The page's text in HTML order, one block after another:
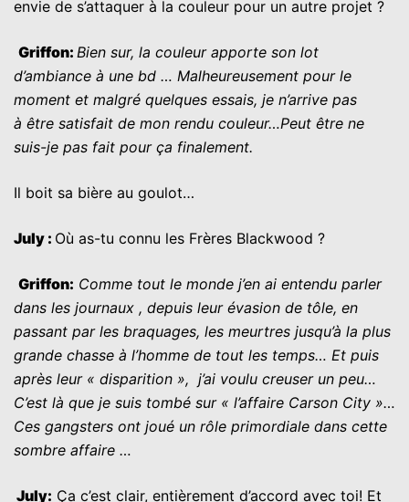
envie de s’attaquer à la couleur pour un autre projet ?
Griffon: Bien sur, la couleur apporte son lot
d’ambiance à une bd … Malheureusement pour le
moment et malgré quelques essais, je n’arrive pas
à être satisfait de mon rendu couleur…Peut être ne
suis-je pas fait pour ça finalement.
Il boit sa bière au goulot…
July : Où as-tu connu les Frères Blackwood ?
Griffon: Comme tout le monde j’en ai entendu parler
dans les journaux , depuis leur évasion de tôle, en
passant par les braquages, les meurtres jusqu’à la plus
grande chasse à l’homme de tout les temps… Et puis
après leur « disparition », j’ai voulu creuser un peu…
C’est là que je suis tombé sur « l’affaire Carson City »…
Ces gangsters ont joué un rôle primordiale dans cette
sombre affaire …
July: Ça c’est clair, entièrement d’accord avec toi! Et